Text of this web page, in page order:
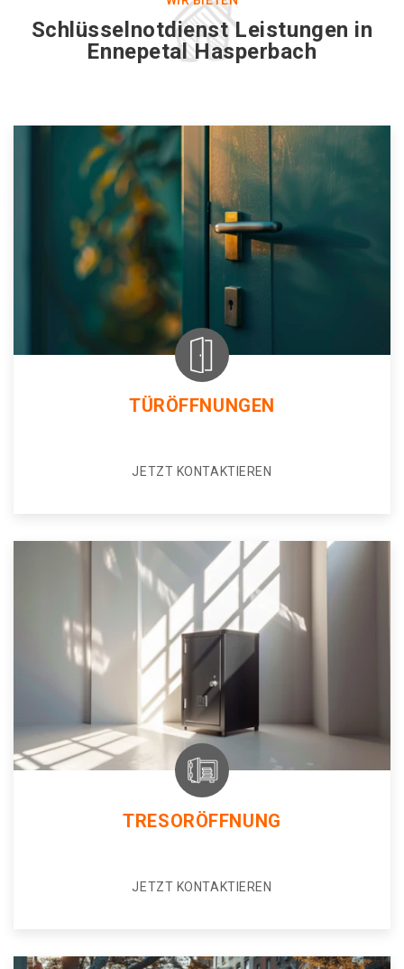
Schlüsselnotdienst Leistungen in
Ennepetal Hasperbach
TÜRÖFFNUNGEN
JETZT KONTAKTIEREN
TRESORÖFFNUNG
JETZT KONTAKTIEREN